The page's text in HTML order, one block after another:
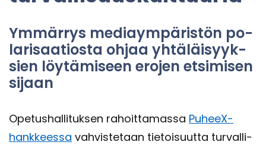
Ym­mär­rys me­diaym­pä­ris­tön po­
la­ri­saa­tios­ta ohjaa yh­tä­läi­syyk­
sien löy­tä­mi­seen ero­jen et­si­mi­sen
si­jaan
Ope­tus­hal­li­tuk­sen ra­hoit­ta­mas­sa PuheeX-​
hankkeessa vah­vis­te­taan tie­toi­suut­ta tur­val­li­